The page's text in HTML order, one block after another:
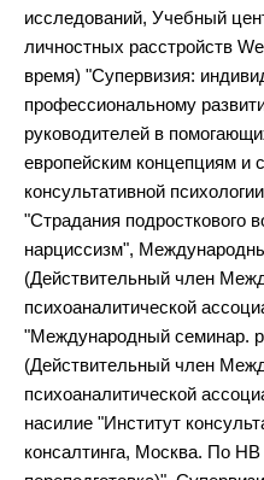
исследований, Учебный
личностных расстройств
время) "Супервизия:
профессиональному
руководителей в
европейским концепциям и
консультативной
"Страдания подросткового
нарциссизм",
(Действительный член
психоаналитической
"Международный семинар.
(Действительный член
психоаналитической
насилие "Институт
консалтинга, Москва. По